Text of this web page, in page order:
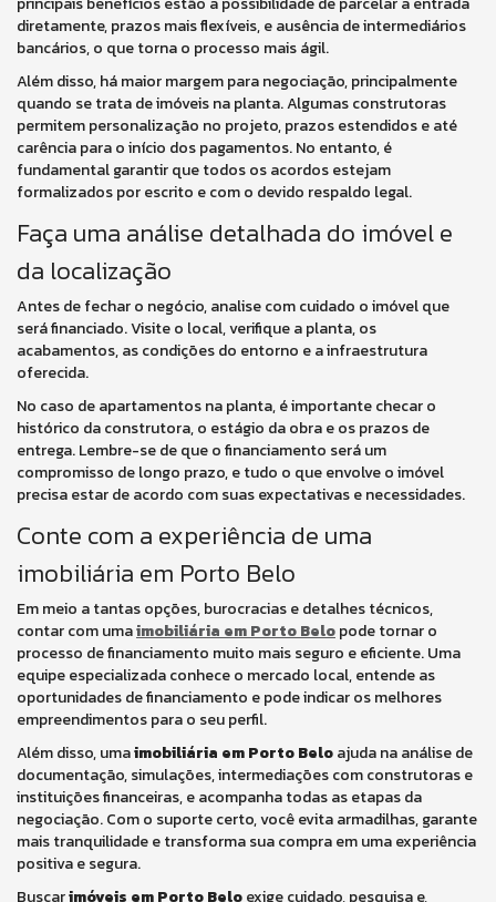
diretamente, prazos mais flexíveis, e ausência de intermediários
bancários, o que torna o processo mais ágil.
Além disso, há maior margem para negociação, principalmente
quando se trata de imóveis na planta. Algumas construtoras
permitem personalização no projeto, prazos estendidos e até
carência para o início dos pagamentos. No entanto, é
fundamental garantir que todos os acordos estejam
formalizados por escrito e com o devido respaldo legal.
Faça uma análise detalhada do imóvel e
da localização
Antes de fechar o negócio, analise com cuidado o imóvel que
será financiado. Visite o local, verifique a planta, os
acabamentos, as condições do entorno e a infraestrutura
oferecida.
No caso de apartamentos na planta, é importante checar o
histórico da construtora, o estágio da obra e os prazos de
entrega. Lembre-se de que o financiamento será um
compromisso de longo prazo, e tudo o que envolve o imóvel
precisa estar de acordo com suas expectativas e necessidades.
Conte com a experiência de uma
imobiliária em Porto Belo
Em meio a tantas opções, burocracias e detalhes técnicos,
contar com umaimobiliária em Porto Belopode tornar o
processo de financiamento muito mais seguro e eficiente. Uma
equipe especializada conhece o mercado local, entende as
oportunidades de financiamento e pode indicar os melhores
empreendimentos para o seu perfil.
Além disso, umaimobiliária em Porto Beloajuda na análise de
documentação, simulações, intermediações com construtoras e
instituições financeiras, e acompanha todas as etapas da
negociação. Com o suporte certo, você evita armadilhas, garante
mais tranquilidade e transforma sua compra em uma experiência
positiva e segura.
Buscarimóveis em Porto Beloexige cuidado, pesquisa e,